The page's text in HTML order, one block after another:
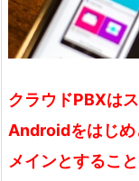
クラウドPBXは
Androidをはじめ
メインとするこ